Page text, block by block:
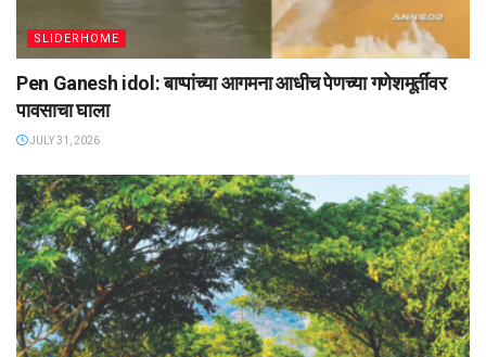
SLIDERHOME
Pen Ganesh idol: बाप्पांच्या आगमना आधीच पेणच्या गणेशमूर्तींवर
पावसाचा घाला
JULY 31, 2026